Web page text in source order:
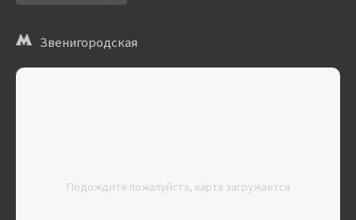
Звенигородская
Подождите пожалуйста, карта загружается